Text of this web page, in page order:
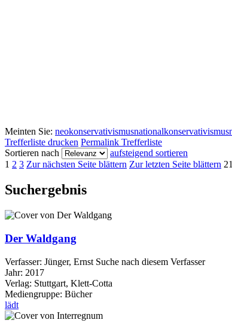
Meinten Sie: neokonservativismusnationalkonservativismus
Trefferliste drucken Permalink Trefferliste
Sortieren nach
aufsteigend sortieren
1 2 3 Zur nächsten Seite blättern Zur letzten Seite blättern
Suchergebnis
Der Waldgang
Verfasser: Jünger, Ernst Suche nach diesem Verfasser
Jahr: 2017
Verlag: Stuttgart, Klett-Cotta
Mediengruppe: Bücher
lädt